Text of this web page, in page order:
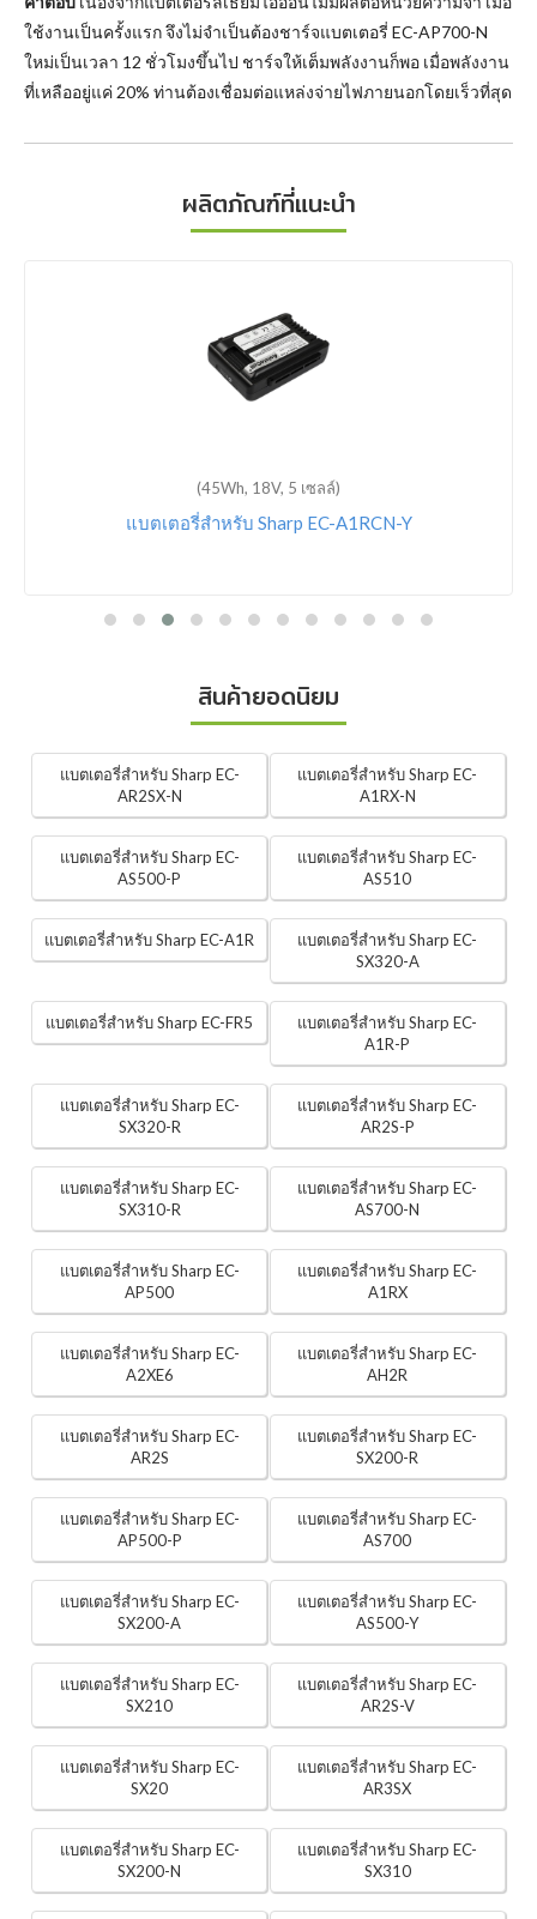
ใช้งานเป็นครั้งแรก จึงไม่จำเป็นต้องชาร์จแบตเตอรี่ EC-AP700-N
ใหม่เป็นเวลา 12 ชั่วโมงขึ้นไป ชาร์จให้เต็มพลังงานก็พอ เมื่อพลังงาน
ที่เหลืออยู่แค่ 20% ท่านต้องเชื่อมต่อแหล่งจ่ายไฟภายนอกโดยเร็วที่สุด
ผลิตภัณฑ์ที่แนะนำ
(45Wh, 18V, 5 เซลล์)
แบตเตอรี่สำหรับ Sharp EC-A1RCN-Y
สินค้ายอดนิยม
แบตเตอรี่สำหรับ Sharp EC-
AR2SX-N
แบตเตอรี่สำหรับ Sharp EC-
A1RX-N
แบตเตอรี่สำหรับ Sharp EC-
AS500-P
แบตเตอรี่สำหรับ Sharp EC-
AS510
แบตเตอรี่สำหรับ Sharp EC-A1R
แบตเตอรี่สำหรับ Sharp EC-
SX320-A
แบตเตอรี่สำหรับ Sharp EC-FR5
แบตเตอรี่สำหรับ Sharp EC-
A1R-P
แบตเตอรี่สำหรับ Sharp EC-
SX320-R
แบตเตอรี่สำหรับ Sharp EC-
AR2S-P
แบตเตอรี่สำหรับ Sharp EC-
SX310-R
แบตเตอรี่สำหรับ Sharp EC-
AS700-N
แบตเตอรี่สำหรับ Sharp EC-
AP500
แบตเตอรี่สำหรับ Sharp EC-
A1RX
แบตเตอรี่สำหรับ Sharp EC-
A2XE6
แบตเตอรี่สำหรับ Sharp EC-
AH2R
แบตเตอรี่สำหรับ Sharp EC-
AR2S
แบตเตอรี่สำหรับ Sharp EC-
SX200-R
แบตเตอรี่สำหรับ Sharp EC-
AP500-P
แบตเตอรี่สำหรับ Sharp EC-
AS700
แบตเตอรี่สำหรับ Sharp EC-
SX200-A
แบตเตอรี่สำหรับ Sharp EC-
AS500-Y
แบตเตอรี่สำหรับ Sharp EC-
SX210
แบตเตอรี่สำหรับ Sharp EC-
AR2S-V
แบตเตอรี่สำหรับ Sharp EC-
SX20
แบตเตอรี่สำหรับ Sharp EC-
AR3SX
แบตเตอรี่สำหรับ Sharp EC-
SX200-N
แบตเตอรี่สำหรับ Sharp EC-
SX310